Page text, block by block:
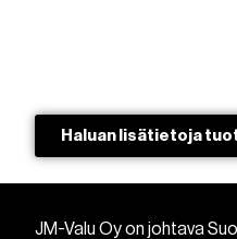
Haluan lisätietoja
JM-Valu Oy on johtava